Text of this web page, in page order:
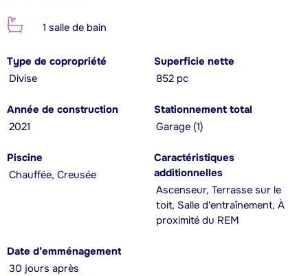
1 salle de bain
Type de copropriété
Divise
Superficie nette
852 pc
Année de construction
2021
Stationnement total
Garage (1)
Piscine
Chauffée, Creusée
Caractéristiques
additionnelles
Ascenseur, Terrasse sur le
toit, Salle d'entraînement, À
proximité du REM
Date d’emménagement
30 jours après